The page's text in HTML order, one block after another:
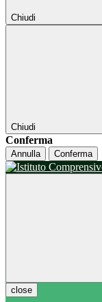
Chiudi
Chiudi
Conferma
Annulla Conferma
close